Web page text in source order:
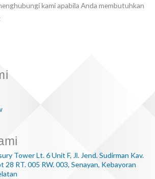
kami apabila Anda membutuhkan
Tower Lt. 6 Unit F, Jl. Jend. Sudirman Kav.
28 RT. 005 RW. 003, Senayan, Kebayoran